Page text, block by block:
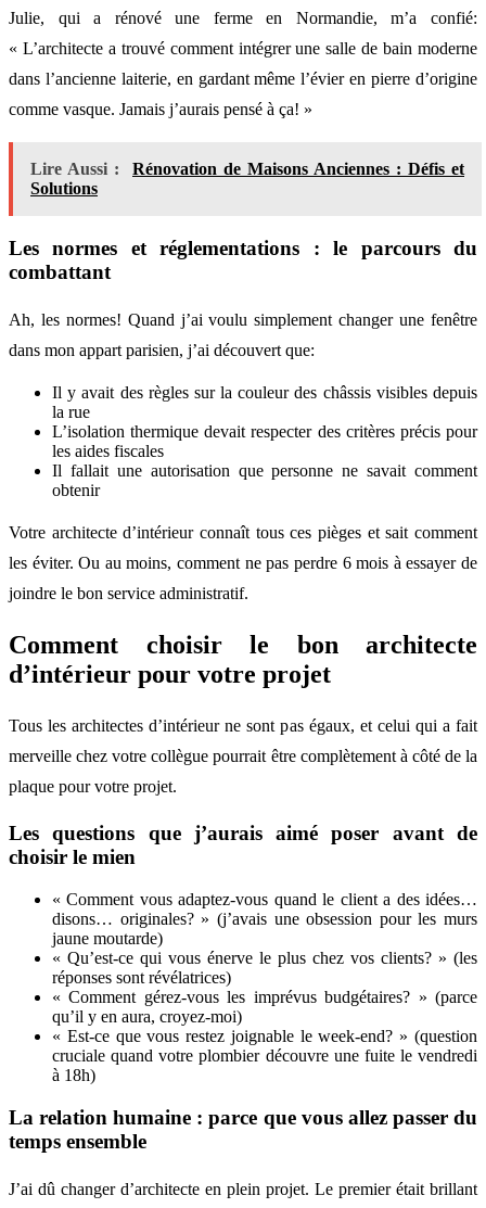
Julie, qui a rénové une ferme en Normandie, m’a confié:
« L’architecte a trouvé comment intégrer une salle de bain moderne
dans l’ancienne laiterie, en gardant même l’évier en pierre d’origine
comme vasque. Jamais j’aurais pensé à ça! »
Lire Aussi :
Rénovation de Maisons Anciennes : Défis et
Solutions
Les normes et réglementations : le parcours du
combattant
Ah, les normes! Quand j’ai voulu simplement changer une fenêtre
dans mon appart parisien, j’ai découvert que:
Il y avait des règles sur la couleur des châssis visibles depuis
la rue
L’isolation thermique devait respecter des critères précis pour
les aides fiscales
Il fallait une autorisation que personne ne savait comment
obtenir
Votre architecte d’intérieur connaît tous ces pièges et sait comment
les éviter. Ou au moins, comment ne pas perdre 6 mois à essayer de
joindre le bon service administratif.
Comment choisir le bon architecte
d’intérieur pour votre projet
Tous les architectes d’intérieur ne sont pas égaux, et celui qui a fait
merveille chez votre collègue pourrait être complètement à côté de la
plaque pour votre projet.
Les questions que j’aurais aimé poser avant de
choisir le mien
« Comment vous adaptez-vous quand le client a des idées…
disons… originales? » (j’avais une obsession pour les murs
jaune moutarde)
« Qu’est-ce qui vous énerve le plus chez vos clients? » (les
réponses sont révélatrices)
« Comment gérez-vous les imprévus budgétaires? » (parce
qu’il y en aura, croyez-moi)
« Est-ce que vous restez joignable le week-end? » (question
cruciale quand votre plombier découvre une fuite le vendredi
à 18h)
La relation humaine : parce que vous allez passer du
temps ensemble
J’ai dû changer d’architecte en plein projet. Le premier était brillant